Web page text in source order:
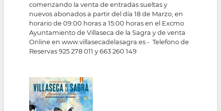
comenzando la venta de entradas sueltas y
nuevos abonados a partir del día 18 de Marzo, en
horario de 09:00 horas a 15:00 horas en el Excmo
Ayuntamiento de Villaseca de la Sagra y de venta
Online en www.villasecadelasagra.es - Telefono de
Reservas 925 278 011 y 663 260 149